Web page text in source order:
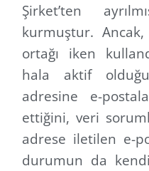
Şirket’ten
kurmuştur.
ortağı iken
hala aktif
adresine e-
ettiğini, veri
adrese iletilen e-
durumun da